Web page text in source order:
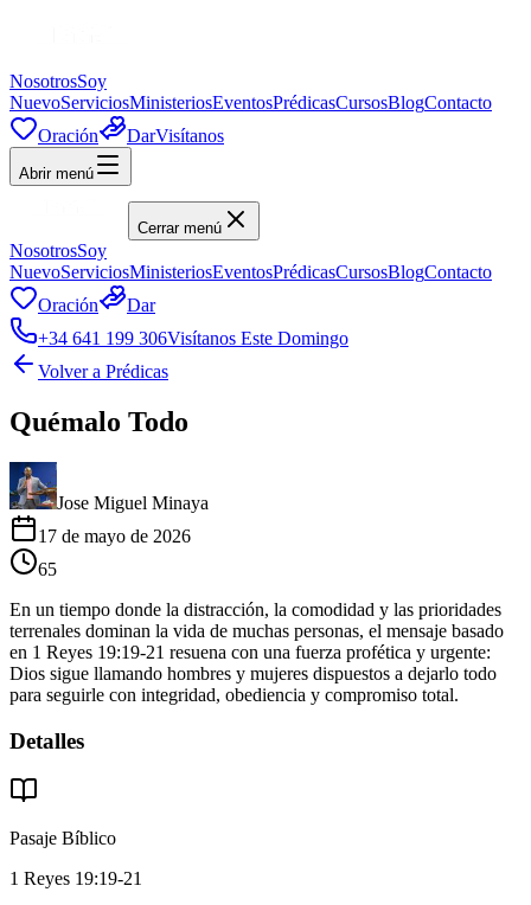
NosotrosSoy
NuevoServiciosMinisteriosEventosPrédicasCursosBlogContacto
Oración
DarVisítanos
Abrir menú
Cerrar menú
NosotrosSoy
NuevoServiciosMinisteriosEventosPrédicasCursosBlogContacto
Oración
Dar
+34 641 199 306Visítanos Este Domingo
Volver a Prédicas
Quémalo Todo
Jose Miguel Minaya
17 de mayo de 2026
65
En un tiempo donde la distracción, la comodidad y las prioridades
terrenales dominan la vida de muchas personas, el mensaje basado
en 1 Reyes 19:19-21 resuena con una fuerza profética y urgente:
Dios sigue llamando hombres y mujeres dispuestos a dejarlo todo
para seguirle con integridad, obediencia y compromiso total.
Detalles
Pasaje Bíblico
1 Reyes 19:19-21